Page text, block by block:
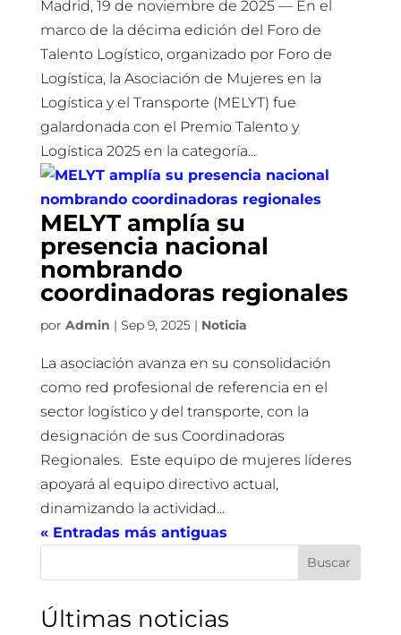
Madrid, 19 de noviembre de 2025 — En el
marco de la décima edición del Foro de
Talento Logístico, organizado por Foro de
Logística, la Asociación de Mujeres en la
Logística y el Transporte (MELYT) fue
galardonada con el Premio Talento y
Logística 2025 en la categoría...
MELYT amplía su
presencia nacional
nombrando
coordinadoras regionales
por Admin | Sep 9, 2025| Noticia
La asociación avanza en su consolidación
como red profesional de referencia en el
sector logístico y del transporte, con la
designación de sus Coordinadoras
Regionales. Este equipo de mujeres líderes
apoyará al equipo directivo actual,
dinamizando la actividad...
« Entradas más antiguas
Buscar
Últimas noticias